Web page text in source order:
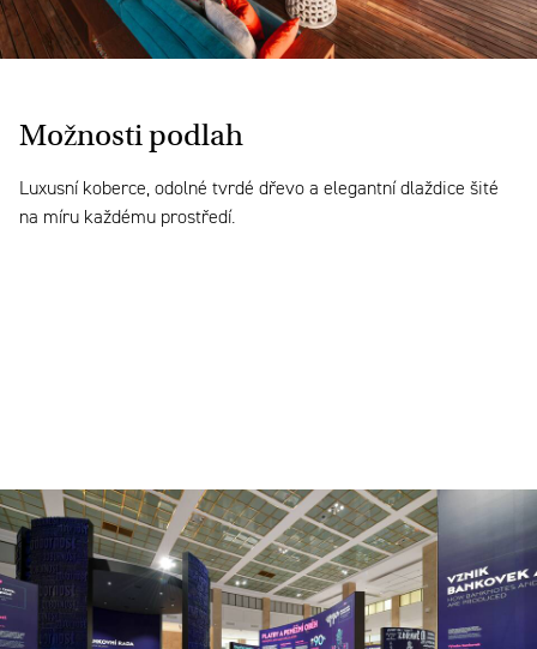
Možnosti podlah
Luxusní koberce, odolné tvrdé dřevo a elegantní dlaždice šité
na míru každému prostředí.